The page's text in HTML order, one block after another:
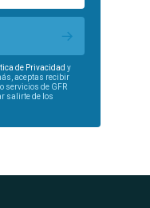
de Privacidad y
aceptas recibir
servicios de GFR
salirte de los